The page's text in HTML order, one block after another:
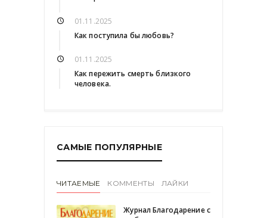
01.11.2025
Как поступила бы любовь?
01.11.2025
Как пережить смерть близкого
человека.
САМЫЕ ПОПУЛЯРНЫЕ
ЧИТАЕМЫЕ КОММЕНТЫ ЛАЙКИ
Журнал Благодарение с